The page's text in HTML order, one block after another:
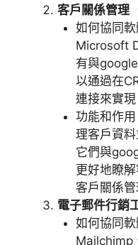
客戶關係管理
如何協同軟
Microsoft
有與
以通過在
連接來實現
功能和作
理客戶資
它們與
更好地瞭
客戶關係管
電子郵件行銷
如何協同
Mailchimp